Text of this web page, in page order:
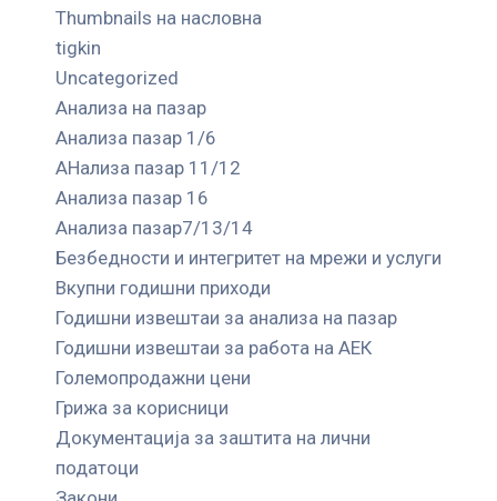
Thumbnails на насловна
tigkin
Uncategorized
Анализа на пазар
Анализа пазар 1/6
АНализа пазар 11/12
Анализа пазар 16
Анализа пазар7/13/14
Безбедности и интегритет на мрежи и услуги
Вкупни годишни приходи
Годишни извештаи за анализа на пазар
Годишни извештаи за работа на АЕК
Големопродажни цени
Грижа за корисници
Документација за заштита на лични
податоци